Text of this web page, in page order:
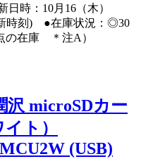
時：10月16（木）
時刻) ●在庫状況：◎30
の在庫 ＊注A）
microSDカー
ト）
(USB)